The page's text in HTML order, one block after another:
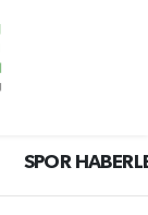
SPOR